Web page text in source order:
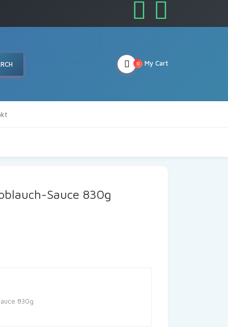
My Cart
0
Sauce 830g
830g